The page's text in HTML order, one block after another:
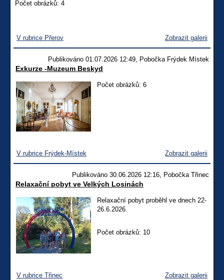
Počet obrázků: 4
V rubrice Přerov Zobrazit galerii
Publikováno 01.07.2026 12:49, Pobočka Frýdek Místek
Exkurze -Muzeum Beskyd
Počet obrázků: 6
V rubrice Frýdek-Místek Zobrazit galerii
Publikováno 30.06.2026 12:16, Pobočka Třinec
Relaxační pobyt ve Velkých Losinách
Relaxační pobyt proběhl ve dnech 22-
26.6.2026.
Počet obrázků: 10
V rubrice Třinec Zobrazit galerii